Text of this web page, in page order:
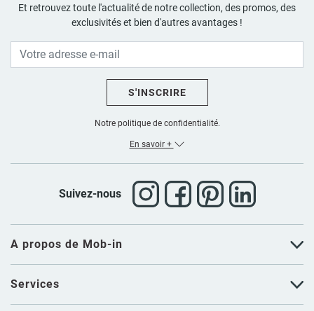
A propos de Mob-in
Services
Et retrouvez toute l'actualité de notre collection, des promos, des
exclusivités et bien d'autres avantages !
S'INSCRIRE
Notre politique de confidentialité.
En savoir +
Suivez-nous